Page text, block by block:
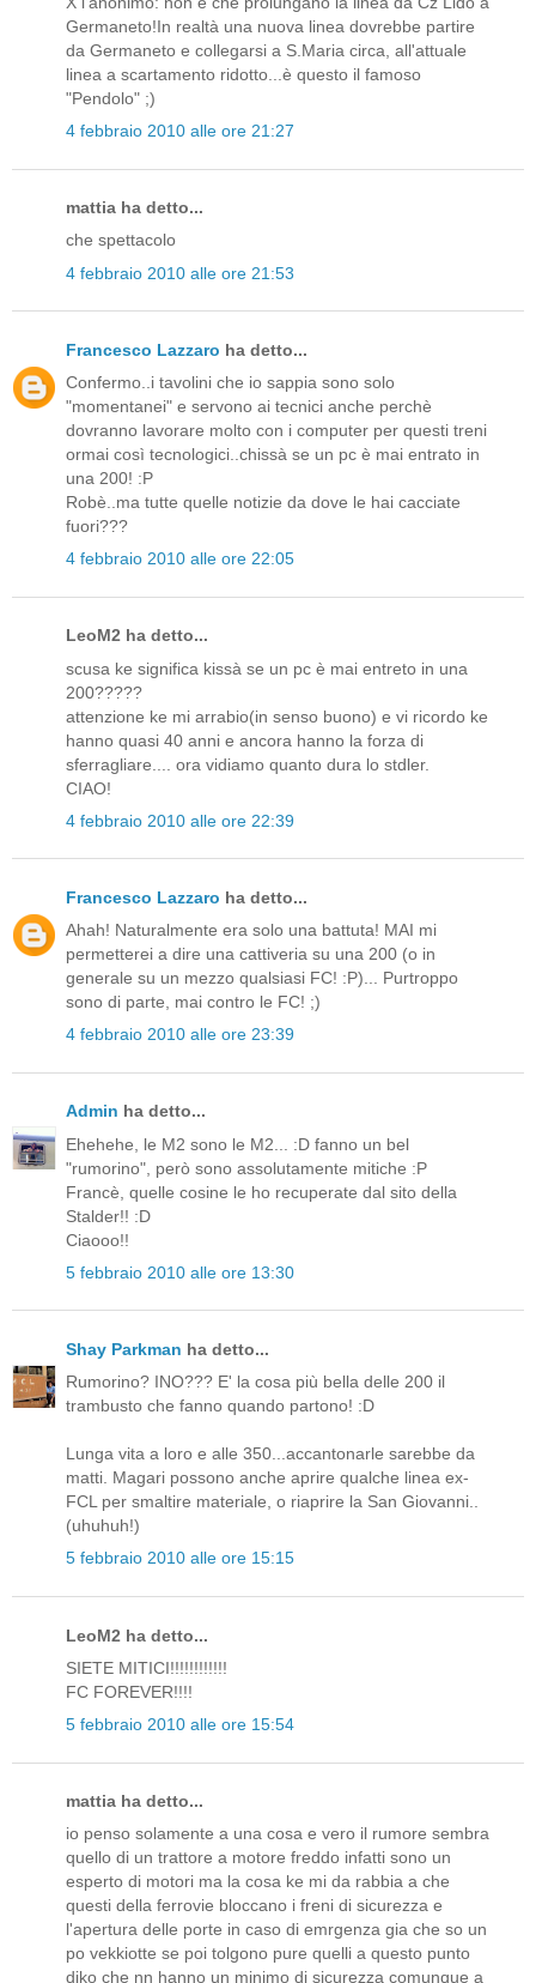
Germaneto!In realtà una nuova linea dovrebbe partire
da Germaneto e collegarsi a S.Maria circa, all'attuale
linea a scartamento ridotto...è questo il famoso
"Pendolo" ;)
4 febbraio 2010 alle ore 21:27
mattia ha detto...
che spettacolo
4 febbraio 2010 alle ore 21:53
Francesco Lazzaro ha detto...
Confermo..i tavolini che io sappia sono solo
"momentanei" e servono ai tecnici anche perchè
dovranno lavorare molto con i computer per questi treni
ormai così tecnologici..chissà se un pc è mai entrato in
una 200! :P
Robè..ma tutte quelle notizie da dove le hai cacciate
fuori???
4 febbraio 2010 alle ore 22:05
LeoM2 ha detto...
scusa ke significa kissà se un pc è mai entreto in una
200?????
attenzione ke mi arrabio(in senso buono) e vi ricordo ke
hanno quasi 40 anni e ancora hanno la forza di
sferragliare.... ora vidiamo quanto dura lo stdler.
CIAO!
4 febbraio 2010 alle ore 22:39
Francesco Lazzaro ha detto...
Ahah! Naturalmente era solo una battuta! MAI mi
permetterei a dire una cattiveria su una 200 (o in
generale su un mezzo qualsiasi FC! :P)... Purtroppo
sono di parte, mai contro le FC! ;)
4 febbraio 2010 alle ore 23:39
Admin ha detto...
Ehehehe, le M2 sono le M2... :D fanno un bel
"rumorino", però sono assolutamente mitiche :P
Francè, quelle cosine le ho recuperate dal sito della
Stalder!! :D
Ciaooo!!
5 febbraio 2010 alle ore 13:30
Shay Parkman ha detto...
Rumorino? INO??? E' la cosa più bella delle 200 il
trambusto che fanno quando partono! :D
Lunga vita a loro e alle 350...accantonarle sarebbe da
matti. Magari possono anche aprire qualche linea ex-
FCL per smaltire materiale, o riaprire la San Giovanni..
(uhuhuh!)
5 febbraio 2010 alle ore 15:15
LeoM2 ha detto...
SIETE MITICI!!!!!!!!!!!!
FC FOREVER!!!!
5 febbraio 2010 alle ore 15:54
mattia ha detto...
io penso solamente a una cosa e vero il rumore sembra
quello di un trattore a motore freddo infatti sono un
esperto di motori ma la cosa ke mi da rabbia a che
questi della ferrovie bloccano i freni di sicurezza e
l'apertura delle porte in caso di emrgenza gia che so un
po vekkiotte se poi tolgono pure quelli a questo punto
diko che nn hanno un minimo di sicurezza comunque a